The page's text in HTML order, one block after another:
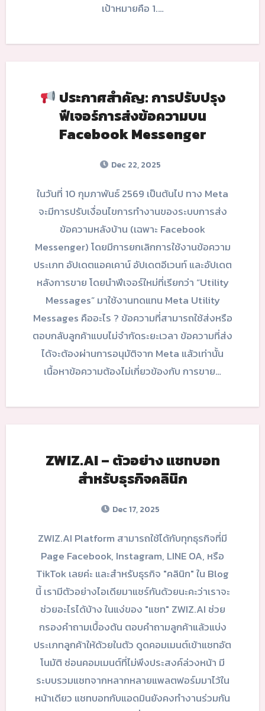
เป้าหมายคือ 1.…
ประกาศสำคัญ: การปรับปรุง
ฟีเจอร์การส่งข้อความบน
Facebook Messenger
Dec 22, 2025
ในวันที่ 10 กุมภาพันธ์ 2569 เป็นต้นไป ทาง Meta
จะมีการปรับเงื่อนไขการทำงานของระบบการส่ง
ข้อความหลังบ้าน (เฉพาะ Facebook
Messenger) โดยมีการยกเลิกการใช้งานข้อความ
ประเภท อัปเดตแอคเคาน์ อัปเดตอีเวนท์ และอัปเดต
หลังการขาย โดยนำฟีเจอร์ใหม่ที่เรียกว่า “Utility
Messages” มาใช้งานทดแทน Meta Utility
Messages คืออะไร ? ข้อความที่สามารถใช้ส่งหรือ
ตอบกลับลูกค้าแบบไม่จำกัดระยะเวลา ข้อความที่ส่ง
ได้จะต้องผ่านการอนุมัติจาก Meta แล้วเท่านั้น
เนื้อหาข้อความต้องไม่เกี่ยวข้องกับ การขาย…
ZWIZ.AI – ตัวอย่าง แชทบอท
สำหรับธุรกิจคลินิก
Dec 17, 2025
ZWIZ.AI Platform สามารถใช้ได้กับทุกธุรกิจที่มี
Page Facebook, Instagram, LINE OA, หรือ
TikTok เลยค่ะ และสำหรับธุรกิจ "คลินิก" ใน Blog
นี้ เรามีตัวอย่างไอเดียมาแชร์กันด้วยนะคะว่าเราจะ
ช่วยอะไรได้บ้าง ในแง่ของ "แชท" ZWIZ.AI ช่วย
กรองคำถามเบื้องต้น ตอบคำถามลูกค้าแล้วแบ่ง
ประเภทลูกค้าให้ด้วยในตัว ดูดคอมเมนต์เข้าแชทอัต
โนมัติ ซ่อนคอมเมนต์ที่ไม่พึงประสงค์ล่วงหน้า มี
ระบบรวมแชทจากหลากหลายแพลตฟอร์มมาไว้ใน
หน้าเดียว แชทบอทกับแอดมินยังคงทำงานร่วมกัน